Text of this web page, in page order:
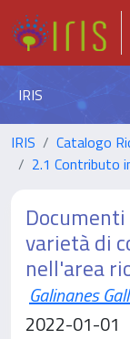
IRIS
IRIS Catalogo
2.1 Contributo
varietà di
nell'area
Galinanes
2022-01-01